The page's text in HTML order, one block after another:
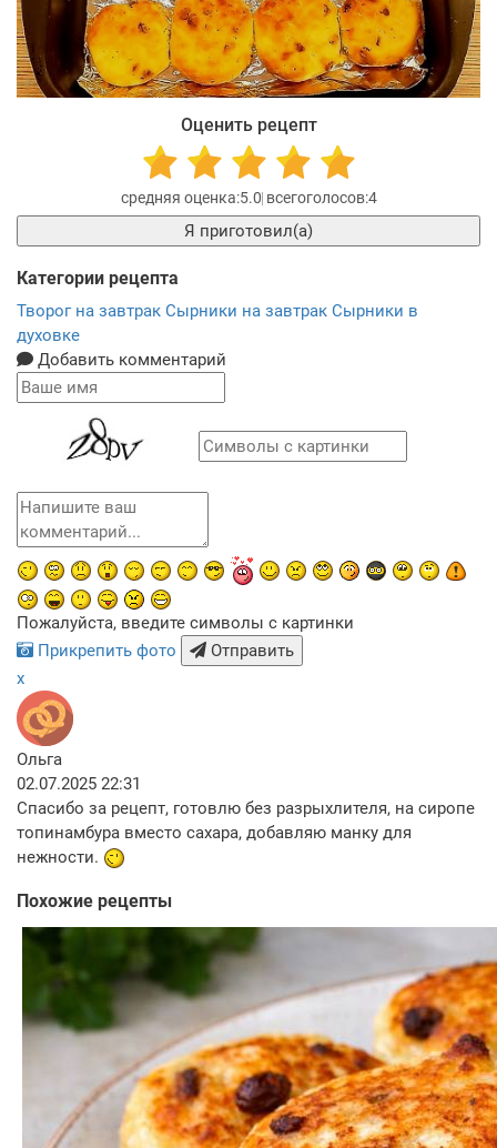
Оценить рецепт
5.0 4
Я приготовил(а)
Категории рецепта
Творог на завтрак Сырники на завтрак Сырники в
духовке
Добавить комментарий
Пожалуйста, введите символы с картинки
Прикрепить фото
Отправить
x
Ольга
02.07.2025 22:31
Спасибо за рецепт, готовлю без разрыхлителя, на сиропе
топинамбура вместо сахара, добавляю манку для
нежности.
Похожие рецепты